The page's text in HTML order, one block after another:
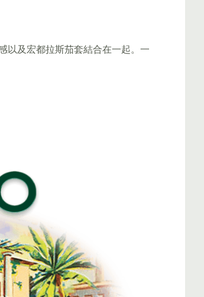
以及宏都拉斯茄套結合在一起。一